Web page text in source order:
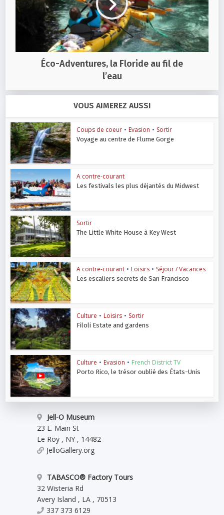
Éco-Adventures, la Floride au fil de
l’eau
VOUS AIMEREZ AUSSI
Coups de coeur • Evasion • Sortir
Voyage au centre de Flume Gorge
A contre-courant
Les festivals les plus déjantés du Midwest
Sortir
The Little White House à Key West
A contre-courant • Loisirs • Séjour / Vacances
Les escaliers secrets de San Francisco
Culture • Loisirs • Sortir
Filoli Estate and gardens
Culture • Evasion • French District TV
Porto Rico, le trésor oublié des États-Unis
Jell-O Museum
23 E. Main St
Le Roy , NY , 14482
JelloGallery.org
TABASCO® Factory Tours
32 Wisteria Rd
Avery Island , LA , 70513
337 373 6129